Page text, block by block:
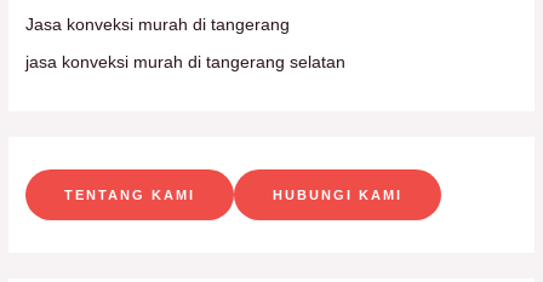
Jasa konveksi murah di tangerang
jasa konveksi murah di tangerang selatan
TENTANG KAMI HUBUNGI KAMI